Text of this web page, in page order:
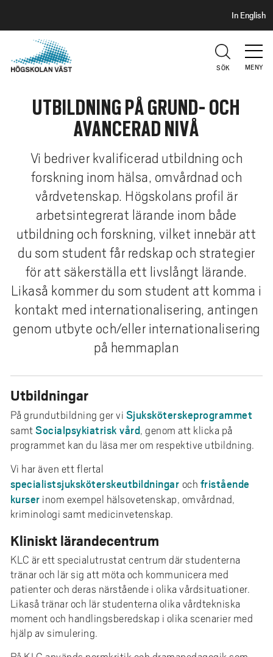
D
H
U
V
In English
MENY
SÖK
UTBILDNING PÅ GRUND- OCH
AVANCERAD NIVÅ
Vi bedriver kvalificerad utbildning och
forskning inom hälsa, omvårdnad och
vårdvetenskap. Högskolans profil är
arbetsintegrerat lärande inom både
utbildning och forskning, vilket innebär att
du som student får redskap och strategier
för att säkerställa ett livslångt lärande.
Likaså kommer du som student att komma i
kontakt med internationalisering, antingen
genom utbyte och/eller internationalisering
på hemmaplan
Utbildningar
På grundutbildning ger vi Sjuksköterskeprogrammet
samtSocialpsykiatrisk vård, genom att klicka på
programmet kan du läsa mer om respektive utbildning.
Vi har även ett flertal
specialistsjuksköterskeutbildningar och fristående
kurser inom exempel hälsovetenskap, omvårdnad,
kriminologi samt medicinvetenskap.
Kliniskt lärandecentrum
KLC är ett specialutrustat centrum där studenterna
tränar och lär sig att möta och kommunicera med
patienter och deras närstående i olika vårdsituationer.
Likaså tränar och lär studenterna olika vårdtekniska
moment och handlingsberedskap i olika scenarier med
hjälp av simulering.